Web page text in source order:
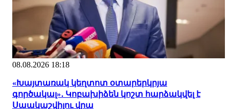
08.08.2026 18:18
«Խայտառակ կեղտոտ օտարերկրյա
գործակալ»․ Կոբախիձեն կոշտ հարձակվել է
Սաակաշվիլու վրա